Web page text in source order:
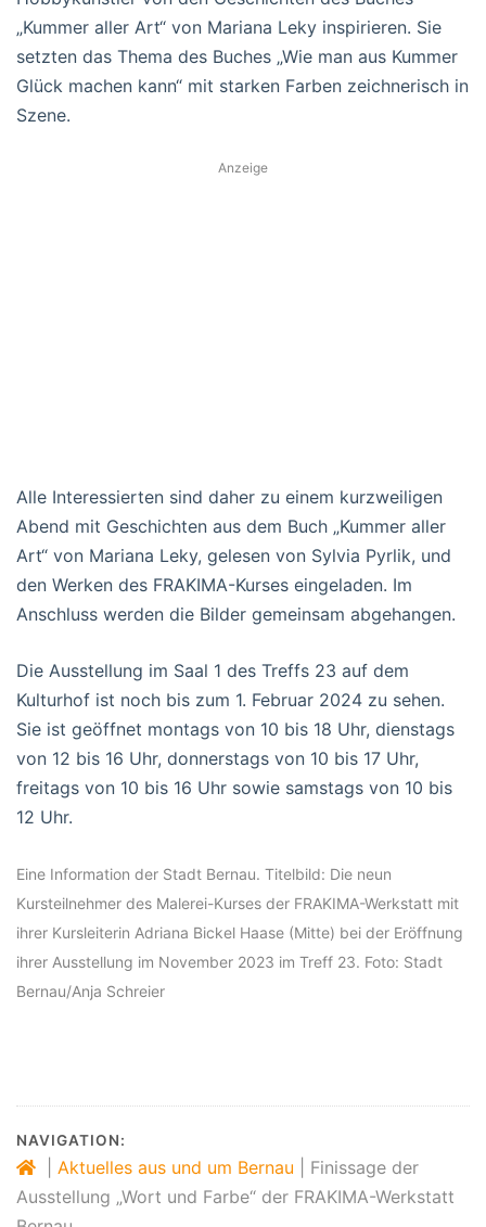
„Kummer aller Art“ von Mariana Leky inspirieren. Sie
setzten das Thema des Buches „Wie man aus Kummer
Glück machen kann“ mit starken Farben zeichnerisch in
Szene.
Anzeige
Alle Interessierten sind daher zu einem kurzweiligen
Abend mit Geschichten aus dem Buch „Kummer aller
Art“ von Mariana Leky, gelesen von Sylvia Pyrlik, und
den Werken des FRAKIMA-Kurses eingeladen. Im
Anschluss werden die Bilder gemeinsam abgehangen.
Die Ausstellung im Saal 1 des Treffs 23 auf dem
Kulturhof ist noch bis zum 1. Februar 2024 zu sehen.
Sie ist geöffnet montags von 10 bis 18 Uhr, dienstags
von 12 bis 16 Uhr, donnerstags von 10 bis 17 Uhr,
freitags von 10 bis 16 Uhr sowie samstags von 10 bis
12 Uhr.
Eine Information der Stadt Bernau. Titelbild: Die neun
Kursteilnehmer des Malerei-Kurses der FRAKIMA-Werkstatt mit
ihrer Kursleiterin Adriana Bickel Haase (Mitte) bei der Eröffnung
ihrer Ausstellung im November 2023 im Treff 23. Foto: Stadt
Bernau/Anja Schreier
NAVIGATION:
Aktuelles aus und um Bernau
Finissage der
Ausstellung „Wort und Farbe“ der FRAKIMA-Werkstatt